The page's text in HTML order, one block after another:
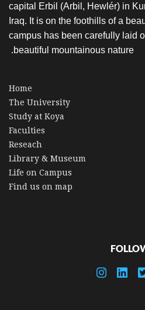
capital Erbil (Arbil, Hewlér) in
Iraq. It is on the foothills of a
campus has been carefully laid
beautiful mountainous nature.
Home
The University
Study at Koya
Faculties
Reseach
Library & Museum
Life on Campus
Find us on map